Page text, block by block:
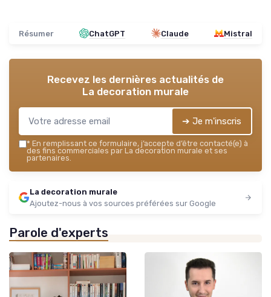
Résumer ChatGPT Claude Mistral
Recevez les dernières actualités de
La decoration murale
➔ Je m'inscris
* En remplissant ce formulaire, j’accepte d’être contacté(e) à
des fins commerciales par La decoration murale et ses
partenaires.
La decoration murale
Ajoutez-nous à vos sources préférées sur Google
Parole d'experts